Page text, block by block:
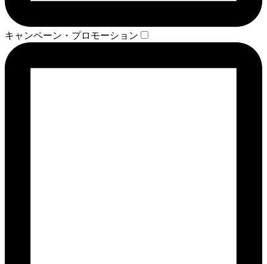
キャンペーン・プロモーション